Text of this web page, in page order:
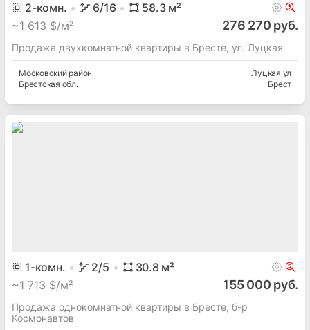
2-комн. 6/16 58.3м²
~1 613 $/м² 276 270 руб.
Продажа двухкомнатной квартиры в Бресте, ул. Луцкая
Московскийрайон
Брестская обл.
Луцкая ул
Брест
1-комн. 2/5 30.8 м²
~1 713 $/м² 155 000 руб.
Продажа однокомнатной квартиры в Бресте, б-р
Космонавтов